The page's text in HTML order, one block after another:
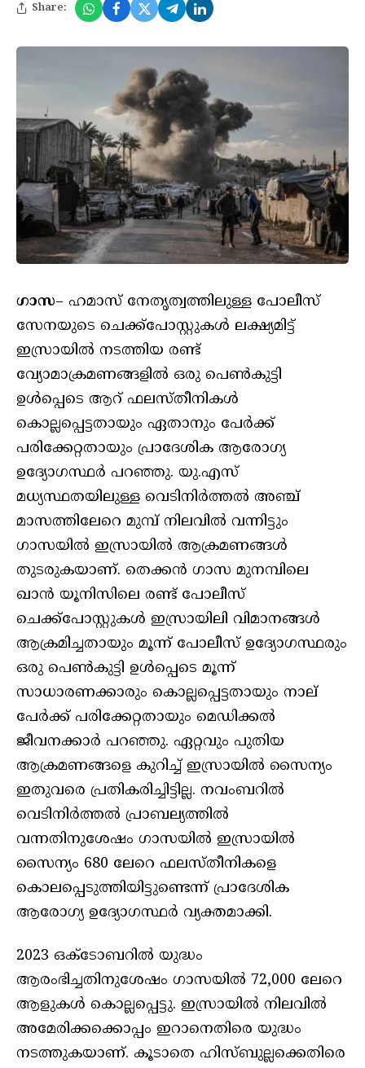
Share:
ഗാസ– ഹമാസ് നേതൃത്വത്തിലുള്ള പോലീസ്
സേനയുടെ ചെക്ക്പോസ്റ്റുകള്‍ ലക്ഷ്യമിട്ട്
ഇസ്രായില്‍ നടത്തിയ രണ്ട്
വ്യോമാക്രമണങ്ങളില്‍ ഒരു പെണ്‍കുട്ടി
ഉള്‍പ്പെടെ ആറ് ഫലസ്തീനികള്‍
കൊല്ലപ്പെട്ടതായും ഏതാനും പേര്‍ക്ക്
പരിക്കേറ്റതായും പ്രാദേശിക ആരോഗ്യ
ഉദ്യോഗസ്ഥര്‍ പറഞ്ഞു. യു.എസ്
മധ്യസ്ഥതയിലുള്ള വെടിനിര്‍ത്തല്‍ അഞ്ച്
മാസത്തിലേറെ മുമ്പ് നിലവില്‍ വന്നിട്ടും
ഗാസയില്‍ ഇസ്രായില്‍ ആക്രമണങ്ങള്‍
തുടരുകയാണ്. തെക്കന്‍ ഗാസ മുനമ്പിലെ
ഖാന്‍ യൂനിസിലെ രണ്ട് പോലീസ്
ചെക്ക്പോസ്റ്റുകള്‍ ഇസ്രായിലി വിമാനങ്ങള്‍
ആക്രമിച്ചതായും മൂന്ന് പോലീസ് ഉദ്യോഗസ്ഥരും
ഒരു പെണ്‍കുട്ടി ഉള്‍പ്പെടെ മൂന്ന്
സാധാരണക്കാരും കൊല്ലപ്പെട്ടതായും നാല്
പേര്‍ക്ക് പരിക്കേറ്റതായും മെഡിക്കല്‍
ജീവനക്കാര്‍ പറഞ്ഞു. ഏറ്റവും പുതിയ
ആക്രമണങ്ങളെ കുറിച്ച് ഇസ്രായില്‍ സൈന്യം
ഇതുവരെ പ്രതികരിച്ചിട്ടില്ല. നവംബറില്‍
വെടിനിര്‍ത്തല്‍ പ്രാബല്യത്തില്‍
വന്നതിനുശേഷം ഗാസയില്‍ ഇസ്രായില്‍
സൈന്യം 680 ലേറെ ഫലസ്തീനികളെ
കൊലപ്പെടുത്തിയിട്ടുണ്ടെന്ന് പ്രാദേശിക
ആരോഗ്യ ഉദ്യോഗസ്ഥര്‍ വ്യക്തമാക്കി.
2023 ഒക്ടോബറില്‍ യുദ്ധം
ആരംഭിച്ചതിനുശേഷം ഗാസയില്‍ 72,000 ലേറെ
ആളുകള്‍ കൊല്ലപ്പെട്ടു. ഇസ്രായില്‍ നിലവില്‍
അമേരിക്കക്കൊപ്പം ഇറാനെതിരെ യുദ്ധം
നടത്തുകയാണ്. കൂടാതെ ഹിസ്ബുല്ലക്കെതിരെ